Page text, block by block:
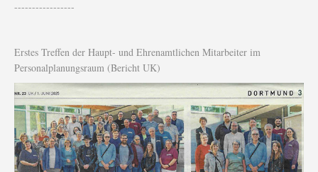
-----------------
Erstes Treffen der Haupt- und Ehrenamtlichen Mitarbeiter im
Personalplanungsraum (Bericht UK)